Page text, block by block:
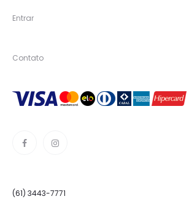
Entrar
Contato
(61) 3443-7771